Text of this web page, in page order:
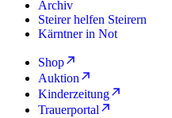
Archiv
Steirer helfen Steirern
Kärntner in Not
Shop
Auktion
Kinderzeitung
Trauerportal